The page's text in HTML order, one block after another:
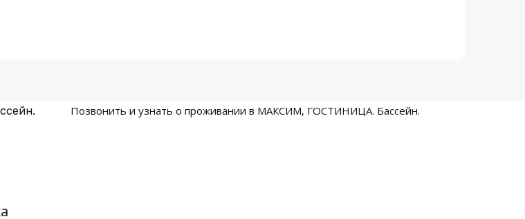
Позвонить и узнать о проживании в МАКСИМ, ГОСТИНИЦА. Бассейн.